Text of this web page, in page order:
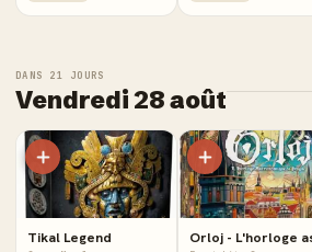
DANS 21 JOURS
Vendredi 28 août
Tikal Legend